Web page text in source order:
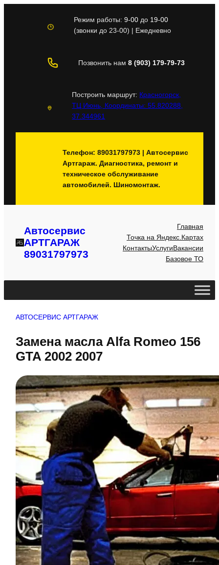
содержимому
Режим работы: 9-00до 19-00
(звонки до 23-00) | Ежедневно
Позвонить нам 8 (903) 179-79-73
Построить маршрут: Красногорск,
ТЦ Июнь, Координаты: 55.820288,
37.344961
Телефон: 89031797973 | Автосервис
Артгараж. Диагностика, ремонт и
техническое обслуживание
автомобилей. Шиномонтаж.
Автосервис
АРТГАРАЖ
89031797973
Главная
Точка на Яндекс.Картах
КонтактыУслугиВакансии
Базовое ТО
АВТОСЕРВИС АРТГАРАЖ
Замена масла Alfa Romeo 156
GTA 2002 2007